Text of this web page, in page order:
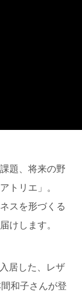
題、将来の野
トリエ」。
スを形づくる
けします。
居した、レザ
和子さんが登